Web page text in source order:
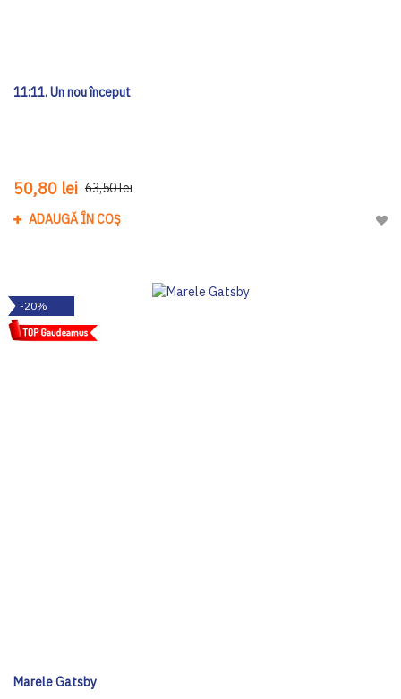
11:11. Un nou început
50,80 lei 63,50 lei
ADAUGĂ ÎN COȘ
-20%
Marele Gatsby